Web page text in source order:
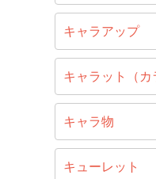
キャラアップ
キャラット（カ
キャラ物
キューレット